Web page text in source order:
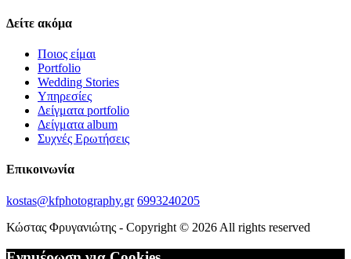
Δείτε ακόμα
Ποιος είμαι
Portfolio
Wedding Stories
Υπηρεσίες
Δείγματα portfolio
Δείγματα album
Συχνές Ερωτήσεις
Επικοινωνία
kostas@kfphotography.gr 6993240205
Κώστας Φρυγανιώτης - Copyright © 2026 All rights reserved